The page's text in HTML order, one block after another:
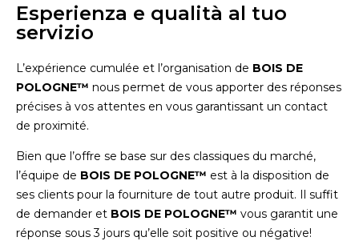
Esperienza e qualità al tuo
servizio
L’expérience cumulée et l’organisation de BOIS DE
POLOGNE™ nous permet de vous apporter des réponses
précises à vos attentes en vous garantissant un contact
de proximité.
Bien que l’offre se base sur des classiques du marché,
l’équipe de BOIS DE POLOGNE™ est à la disposition de
ses clients pour la fourniture de tout autre produit. Il suffit
de demander et BOIS DE POLOGNE™ vous garantit une
réponse sous 3 jours qu’elle soit positive ou négative!